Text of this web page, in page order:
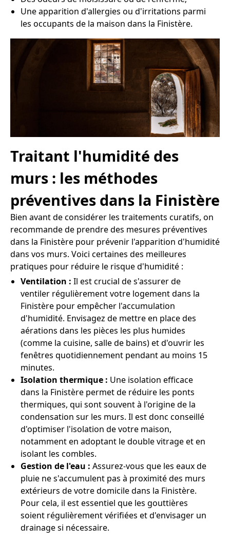
Une apparition d'allergies ou d'irritations parmi
les occupants de la maison dans la Finistère.
Traitant l'humidité des
murs : les méthodes
préventives dans la Finistère
Bien avant de considérer les traitements curatifs, on
recommande de prendre des mesures préventives
dans la Finistère pour prévenir l'apparition d'humidité
dans vos murs. Voici certaines des meilleures
pratiques pour réduire le risque d'humidité :
Ventilation : Il est crucial de s'assurer de
ventiler régulièrement votre logement dans la
Finistère pour empêcher l'accumulation
d'humidité. Envisagez de mettre en place des
aérations dans les pièces les plus humides
(comme la cuisine, salle de bains) et d'ouvrir les
fenêtres quotidiennement pendant au moins 15
minutes.
Isolation thermique : Une isolation efficace
dans la Finistère permet de réduire les ponts
thermiques, qui sont souvent à l'origine de la
condensation sur les murs. Il est donc conseillé
d'optimiser l'isolation de votre maison,
notamment en adoptant le double vitrage et en
isolant les combles.
Gestion de l'eau : Assurez-vous que les eaux de
pluie ne s'accumulent pas à proximité des murs
extérieurs de votre domicile dans la Finistère.
Pour cela, il est essentiel que les gouttières
soient régulièrement vérifiées et d'envisager un
drainage si nécessaire.